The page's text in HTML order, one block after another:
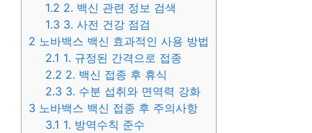
1.2 2. 백신 관련 정보 검색
1.3 3. 사전 건강 점검
2 노바백스 백신 효과적인 사용 방법
2.1 1. 규정된 간격으로 접종
2.2 2. 백신 접종 후 휴식
2.3 3. 수분 섭취와 면역력 강화
3 노바백스 백신 접종 후 주의사항
3.1 1. 방역수칙 준수